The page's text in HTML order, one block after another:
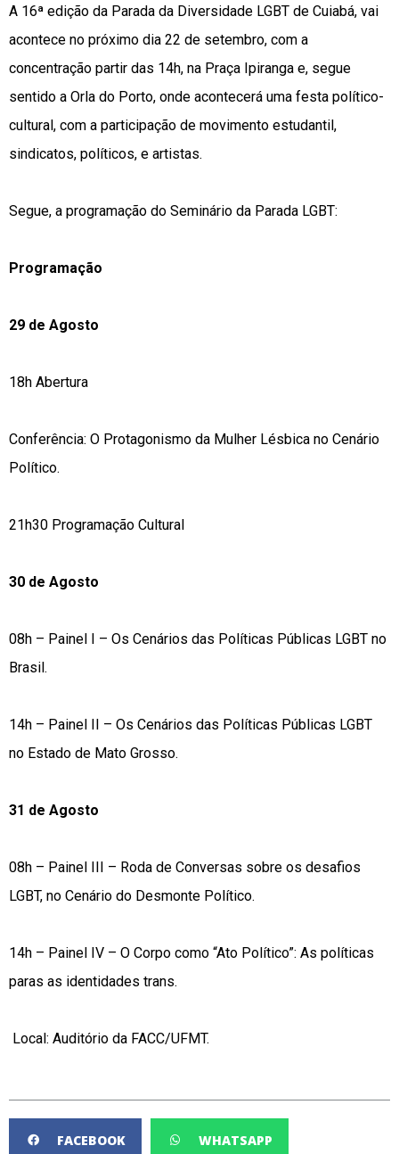
A 16ª edição da Parada da Diversidade LGBT de Cuiabá, vai
acontece no próximo dia 22 de setembro, com a
concentração partir das 14h, na Praça Ipiranga e, segue
sentido a Orla do Porto, onde acontecerá uma festa político-
cultural, com a participação de movimento estudantil,
sindicatos, políticos, e artistas.
Segue, a programação do Seminário da Parada LGBT:
Programação
29 de Agosto
18h Abertura
Conferência: O Protagonismo da Mulher Lésbica no Cenário
Político.
21h30 Programação Cultural
30 de Agosto
08h – Painel I – Os Cenários das Políticas Públicas LGBT no
Brasil.
14h – Painel II – Os Cenários das Políticas Públicas LGBT
no Estado de Mato Grosso.
31 de Agosto
08h – Painel III – Roda de Conversas sobre os desafios
LGBT, no Cenário do Desmonte Político.
14h – Painel IV – O Corpo como “Ato Político”: As políticas
paras as identidades trans.
Local: Auditório da FACC/UFMT.
FACEBOOK WHATSAPP